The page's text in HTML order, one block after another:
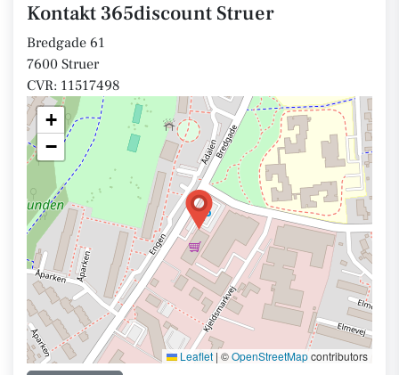
Kontakt 365discount Struer
Bredgade 61
7600 Struer
CVR: 11517498
+
−
Leaflet | ©OpenStreetMapcontributors